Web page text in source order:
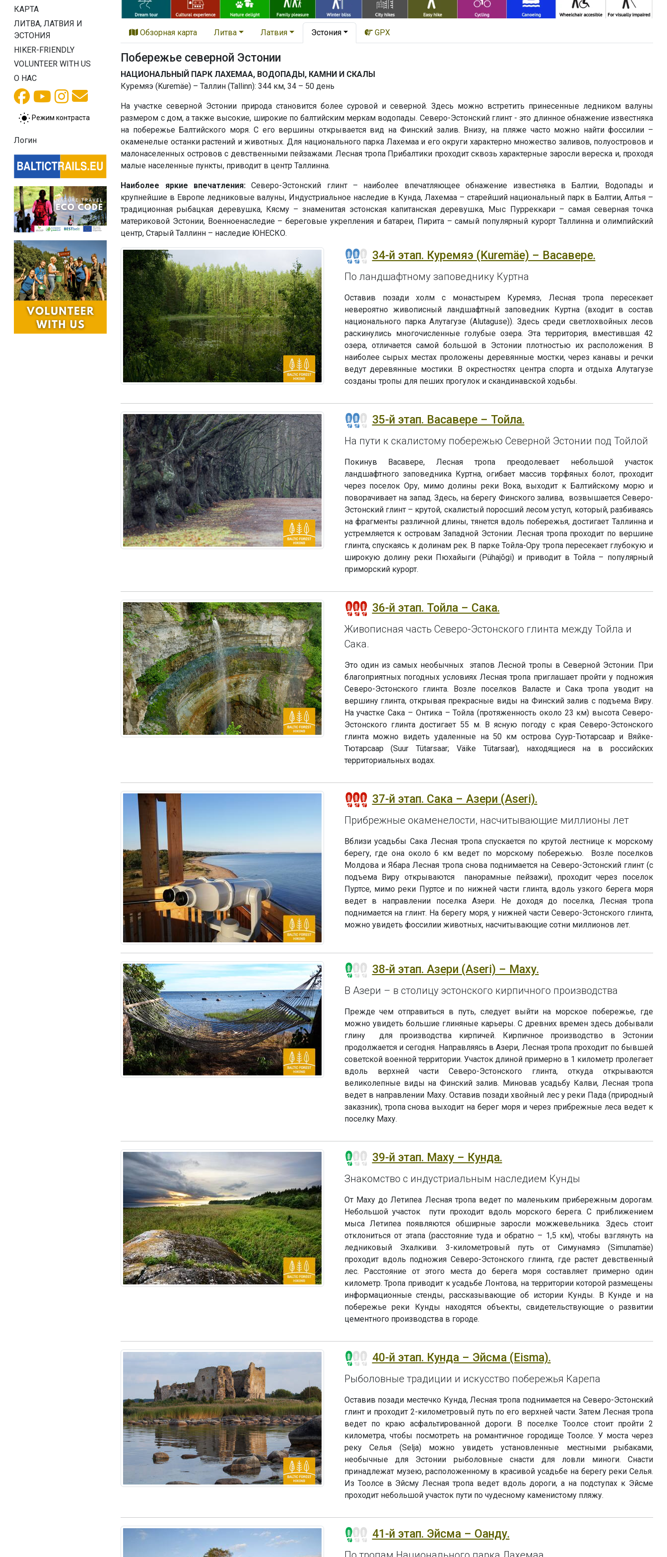
КАРТА
ЛИТВА, ЛАТВИЯ И
ЭСТОНИЯ
HIKER-FRIENDLY
VOLUNTEER WITH US
О НАС
Режим контраста
Логин
Обзорная карта Литва Латвия Эстония GPX
Побережье северной Эстонии
НАЦИОНАЛЬНЫЙ ПАРК ЛАХЕМАА, ВОДОПАДЫ, КАМНИ И СКАЛЫ
Куремяэ (Kuremäe) – Таллин (Tallinn): 344 км, 34 – 50 день
На участке северной Эстонии природа становится более суровой и северной. Здесь можно встретить принесенные ледником валуны
размером с дом, а также высокие, широкие по балтийским меркам водопады. Северо-Эстонский глинт - это длинное обнажение известняка
на побережье Балтийского моря. С его вершины открывается вид на Финский залив. Внизу, на пляже часто можно найти фоссилии –
окаменелые останки растений и животных. Для национального парка Лахемаа и его округи характерно множество заливов, полуостровов и
малонаселенных островов с девственными пейзажами. Лесная тропа Прибалтики проходит сквозь характерные заросли вереска и, проходя
малые населенные пункты, приводит в центр Таллинна.
Наиболее яркие впечатления: Северо-Эстонский глинт – наиболее впечатляющее обнажение известняка в Балтии, Водопады и
крупнейшие в Европе ледниковые валуны, Индустриальное наследие в Кунда, Лахемаа – старейший национальный парк в Балтии, Алтья –
традиционная рыбацкая деревушка, Кясму – знаменитая эстонская капитанская деревушка, Мыс Пурреккари – самая северная точка
материковой Эстонии, Военноенаследие – береговые укрепления и батареи, Пирита – самый популярный курорт Таллинна и олимпийский
центр, Старый Таллинн – наследие ЮНЕСКО.
34-й этап. Куремяэ (Kuremäe) – Васавере.
По ландшафтному заповеднику Куртна
Оставив позади холм с монастырем Куремяэ, Лесная тропа пересекает
невероятно живописный ландшафтный заповедник Куртна (входит в состав
национального парка Алутагузе (Alutaguse)). Здесь среди светлохвойных лесов
раскинулись многочисленные голубые озера. Эта территория, вместившая 42
озера, отличается самой большой в Эстонии плотностью их расположения. В
наиболее сырых местах проложены деревянные мостки, через канавы и речки
ведут деревянные мостики. В окрестностях центра спорта и отдыха Алутагузе
созданы тропы для пеших прогулок и скандинавской ходьбы.
35-й этап. Васавере – Тойла.
На пути к скалистому побережью Северной Эстонии под Тойлой
Покинув Васавере, Лесная тропа преодолевает небольшой участок
ландшафтного заповедника Куртна, огибает массив торфяных болот, проходит
через поселок Ору, мимо долины реки Вока, выходит к Балтийскому морю и
поворачивает на запад. Здесь, на берегу Финского залива, возвышается Северо-
Эстонский глинт – крутой, скалистый поросший лесом уступ, который, разбиваясь
на фрагменты различной длины, тянется вдоль побережья, достигает Таллинна и
устремляется к островам Западной Эстонии. Лесная тропа проходит по вершине
глинта, спускаясь к долинам рек. В парке Тойла-Ору тропа пересекает глубокую и
широкую долину реки Пюхайыги (Pühajõgi) и приводит в Тойла – популярный
приморский курорт.
36-й этап. Тойла – Сака.
Живописная часть Северо-Эстонского глинта между Тойла и
Сака.
Это один из самых необычных этапов Лесной тропы в Северной Эстонии. При
благоприятных погодных условиях Лесная тропа приглашает пройти у подножия
Северо-Эстонского глинта. Возле поселков Валасте и Сака тропа уводит на
вершину глинта, открывая прекрасные виды на Финский залив с подъема Виру.
На участке Сака – Онтика – Тойла (протяженность около 23 км) высота Северо-
Эстонского глинта достигает 55 м. В ясную погоду с края Северо-Эстонского
глинта можно видеть удаленные на 50 км острова Суур-Тютарсаар и Вяйке-
Тютарсаар (Suur Tütarsaar; Väike Tütarsaar), находящиеся на в российских
территориальных водах.
37-й этап. Сака – Азери (Aseri).
Прибрежные окаменелости, насчитывающие миллионы лет
Вблизи усадьбы Сака Лесная тропа спускается по крутой лестнице к морскому
берегу, где она около 6 км ведет по морскому побережью. Возле поселков
Молдова и Ябара Лесная тропа снова поднимается на Северо-Эстонский глинт (с
подъема Виру открываются панорамные пейзажи), проходит через поселок
Пуртсе, мимо реки Пуртсе и по нижней части глинта, вдоль узкого берега моря
ведет в направлении поселка Азери. Не доходя до поселка, Лесная тропа
поднимается на глинт. На берегу моря, у нижней части Северо-Эстонского глинта,
можно увидеть фоссилии животных, насчитывающие сотни миллионов лет.
38-й этап. Азери (Aseri) – Маху.
В Азери – в столицу эстонского кирпичного производства
Прежде чем отправиться в путь, следует выйти на морское побережье, где
можно увидеть большие глиняные карьеры. С древних времен здесь добывали
глину для производства кирпичей. Кирпичное производство в Эстонии
продолжается и сегодня. Направляясь в Азери, Лесная тропа проходит по бывшей
советской военной территории. Участок длиной примерно в 1 километр пролегает
вдоль верхней части Северо-Эстонского глинта, откуда открываются
великолепные виды на Финский залив. Миновав усадьбу Калви, Лесная тропа
ведет в направлении Маху. Оставив позади хвойный лес у реки Пада (природный
заказник), тропа снова выходит на берег моря и через прибрежные леса ведет к
поселку Маху.
39-й этап. Маху – Кунда.
Знакомство с индустриальным наследием Кунды
От Маху до Летипеа Лесная тропа ведет по маленьким прибережным дорогам.
Небольшой участок пути проходит вдоль морского берега. С приближением
мыса Летипеа появляются обширные заросли можжевельника. Здесь стоит
отклониться от этапа (расстояние туда и обратно – 1,5 км), чтобы взглянуть на
ледниковый Эхалкиви. 3-километровый путь от Симунамяэ (Simunamäe)
проходит вдоль подножия Северо-Эстонского глинта, где растет девственный
лес. Расстояние от этого места до берега моря составляет примерно один
километр. Тропа приводит к усадьбе Лонтова, на территории которой размещены
информационные стенды, рассказывающие об истории Кунды. В Кунде и на
побережье реки Кунды находятся объекты, свидетельствующие о развитии
цементного производства в городе.
40-й этап. Кунда – Эйсма (Eisma).
Рыболовные традиции и искусство побережья Карепа
Оставив позади местечко Кунда, Лесная тропа поднимается на Северо-Эстонский
глинт и проходит 2-километровый путь по его верхней части. Затем Лесная тропа
ведет по краю асфальтированной дороги. В поселке Тоолсе стоит пройти 2
километра, чтобы посмотреть на романтичное городище Тоолсе. У моста через
реку Селья (Selja) можно увидеть установленные местными рыбаками,
необычные для Эстонии рыболовные снасти для ловли миноги. Снасти
принадлежат музею, расположенному в красивой усадьбе на берегу реки Селья.
Из Тоолсе в Эйсму Лесная тропа ведет вдоль дороги, а на подступах к Эйсме
проходит небольшой участок пути по чудесному каменистому пляжу.
41-й этап. Эйсма – Оанду.